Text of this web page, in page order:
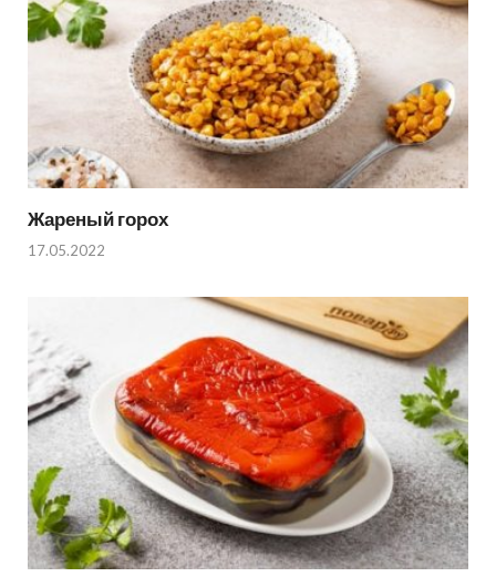
Жареный горох
17.05.2022